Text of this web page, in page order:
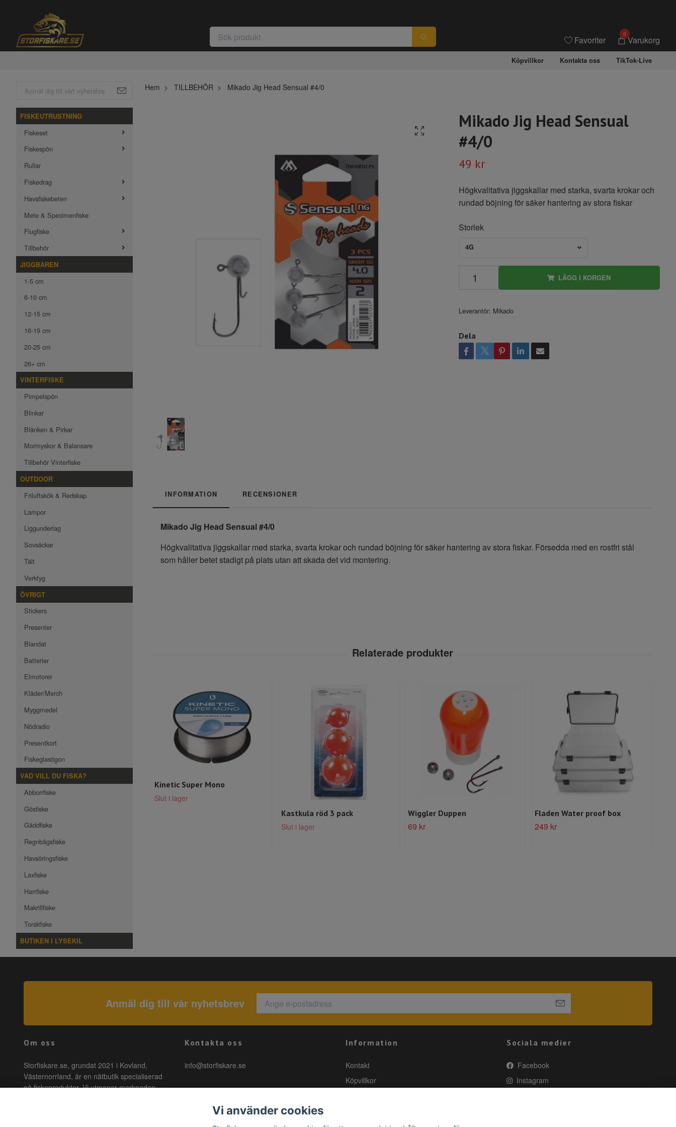
Favoriter
0
Varukorg
Köpvillkor Kontakta oss TikTok-Live
FISKEUTRUSTNING
Fiskeset
Fiskespön
Rullar
Fiskedrag
Havsfiskebeten
Mete & Specimenfiske
Flugfiske
Tillbehör
JIGGBAREN
1-5 cm
6-10 cm
12-15 cm
16-19 cm
20-25 cm
26+ cm
VINTERFISKE
Pimpelspön
Blinkar
Blänken & Pirkar
Mormyskor & Balansare
Tillbehör Vinterfiske
OUTDOOR
Friluftskök & Redskap
Lampor
Liggunderlag
Sovsäckar
Tält
Verktyg
ÖVRIGT
Stickers
Presenter
Blandat
Batterier
Elmotorer
Kläder/Merch
Myggmedel
Nödradio
Presentkort
Fiskeglasögon
VAD VILL DU FISKA?
Abborrfiske
Gösfiske
Gäddfiske
Regnbågsfiske
Havsöringsfiske
Laxfiske
Harrfiske
Makrillfiske
Torskfiske
BUTIKEN I LYSEKIL
Hem TILLBEHÖR Mikado Jig Head Sensual #4/0
Mikado Jig Head Sensual
#4/0
49 kr
Högkvalitativa jiggskallar med starka, svarta krokar och
rundad böjning för säker hantering av stora fiskar
Storlek
4G
LÄGG I KORGEN
Leverantör: Mikado
Dela
INFORMATION RECENSIONER
Mikado Jig Head Sensual #4/0
Högkvalitativa jiggskallar med starka, svarta krokar och rundad böjning för säker hantering av stora fiskar. Försedda med en rostfri stål
som håller betet stadigt på plats utan att skada det vid montering.
Kinetic Super Mono
Slut i lager
Kastkula röd 3 pack
Slut i lager
Wiggler Duppen
69 kr
Fladen Water proof box
249 kr
Anmäl dig till vår nyhetsbrev
Om oss
Storfiskare.se, grundat 2021 i Kovland,
Västernorrland, är en nätbutik specialiserad
på fiskeprodukter. Vi utmanar marknaden
Kontakta oss
info@storfiskare.se
Information
Kontakt
Köpvillkor
Sociala medier
Facebook
Instagram
Vi använder cookies